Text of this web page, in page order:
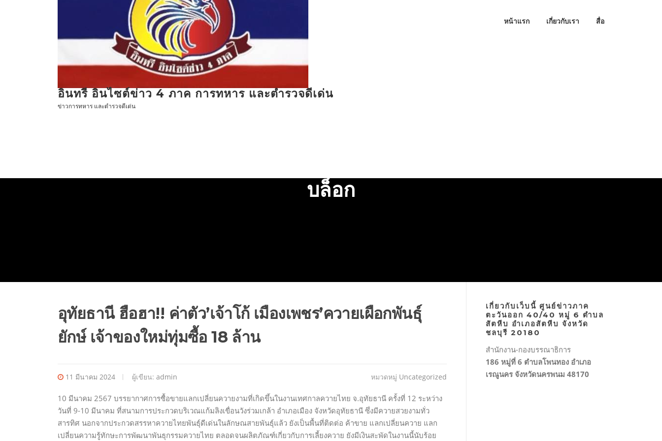
อินทรี อินไซต์ข่าว 4 ภาค การทหาร และตำรวจดีเด่น
ข่าวการทหาร และตำรวจดีเด่น
หน้าแรก เกี่ยวกับเรา สื่อ
บล็อก
อุทัยธานี ฮือฮา!! ค่าตัว’เจ้าโก้ เมืองเพชร’ควายเผือกพันธุ์
ยักษ์ เจ้าของใหม่ทุ่มซื้อ 18 ล้าน
11 มีนาคม 2024 ผู้เขียน: admin หมวดหมู่ Uncategorized
10 มีนาคม 2567 บรรยากาศการซื้อขายแลกเปลี่ยนควายงามที่เกิดขึ้นในงานเทศกาลควายไทย จ.อุทัยธานี ครั้งที่ 12 ระหว่าง
วันที่ 9-10 มีนาคม ที่สนามการประกวดบริเวณแก้มลิงเขื่อนวังร่วมเกล้า อำเภอเมือง จังหวัดอุทัยธานี ซึ่งมีควายสวยงามทั่ว
สารทิศ นอกจากประกวดสรรหาควายไทยพันธุ์ดีเด่นในลักษณสายพันธุ์แล้ว ยังเป็นพื้นที่ติดต่อ ค้าขาย แลกเปลี่ยนควาย แลก
เปลี่ยนความรู้ทักษะการพัฒนาพันธุกรรมควายไทย ตลอดจนผลิตภัณฑ์เกี่ยวกับการเลี้ยงควาย ยังมีเงินสะพัดในงานนี้นับร้อย
เกี่ยวกับเว็บนี้ ศูนย์ข่าวภาค
ตะวันออก 40/40 หมู่ 6 ตำบล
สัตหีบ อำเภอสัตหีบ จังหวัด
ชลบุรี 20180
สำนักงาน-กองบรรณาธิการ
186 หมู่ที่ 6 ตำบลโพนทอง อำเภอ
เรณูนคร จังหวัดนครพนม 48170